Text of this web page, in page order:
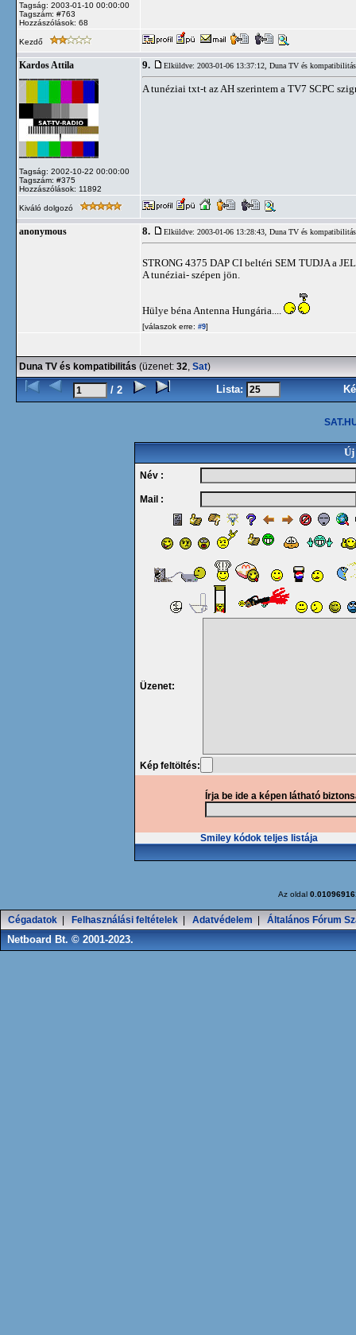
Tagság: 2003-01-10 00:00:00
Tagszám: #763
Hozzászólások: 68
Kezdő
Kardos Attila
Tagság: 2002-10-22 00:00:00
Tagszám: #375
Hozzászólások: 11892
9. Elküldve: 2003-01-06 13:37:12, Duna TV és kompatibilitás
A tunéziai txt-t az AH szerintem a TV7 SCPC
Kiváló dolgozó
anonymous 8. Elküldve: 2003-01-06 13:28:43, Duna TV és kompatibilitás
STRONG 4375 DAP CI beltéri SEM TUDJA a
A tunéziai- szépen jön.
Hülye béna Antenna Hungária....
[válaszok erre: #9]
Duna TV és kompatibilitás (üzenet: 32, Sat)
/ 2 Lista:
Új
Név :
Mail :
Üzenet:
Kép feltöltés:
Írja be ide a képen látható
Smiley kódok teljes listája
Az oldal
Cégadatok Felhasználási feltételek Adatvédelem Általános Fórum
Netboard Bt. © 2001-2023.